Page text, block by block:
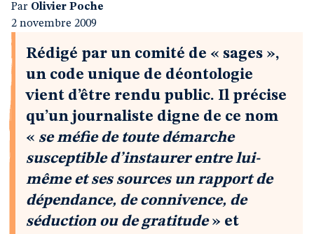
Par Olivier Poche
2 novembre 2009
Rédigé par un comité de « sages »,
un code unique de déontologie
vient d’être rendu public. Il précise
qu’un journaliste digne de ce nom
« se méfie de toute démarche
susceptible d’instaurer entre lui-
même et ses sources un rapport de
dépendance, de connivence, de
séduction ou de gratitude» et